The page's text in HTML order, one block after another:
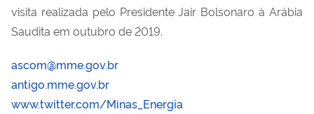
visita realizada pelo Presidente Jair Bolsonaro à Arábia
Saudita em outubro de 2019.
ascom@mme.gov.br
antigo.mme.gov.br
www.twitter.com/Minas_Energia